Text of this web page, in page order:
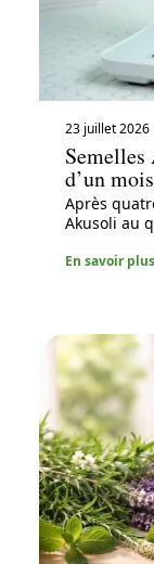
23 juillet 2026
d’un
Après
Akusoli au
En savoir plus